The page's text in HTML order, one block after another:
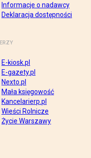
Informacje o nadawcy
Deklaracja dostępności
E-kiosk.pl
E-gazety.pl
Nexto.pl
Mała księgowość
Kancelarierp.pl
Wieści Rolnicze
Życie Warszawy